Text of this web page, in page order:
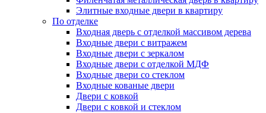
Элитные входные двери в квартиру
По отделке
Входная дверь с отделкой массивом дерева
Входные двери с витражем
Входные двери с зеркалом
Входные двери с отделкой МДФ
Входные двери со стеклом
Входные кованые двери
Двери с ковкой
Двери с ковкой и стеклом